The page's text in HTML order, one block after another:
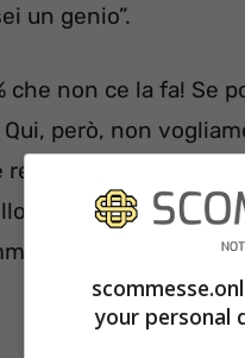
un genio”.
non ce la fa! Se
però, non
In questa
del cavaliere, che
E bisogna
your personal